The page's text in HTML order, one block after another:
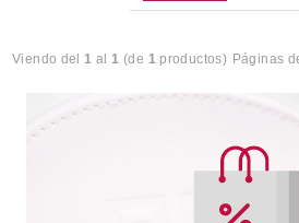
Viendo del1 al1 (de 1productos) Páginas